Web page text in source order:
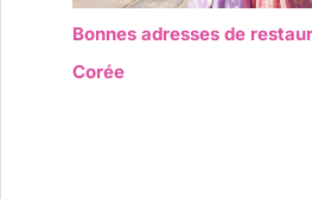
Bonnes adresses de
Corée